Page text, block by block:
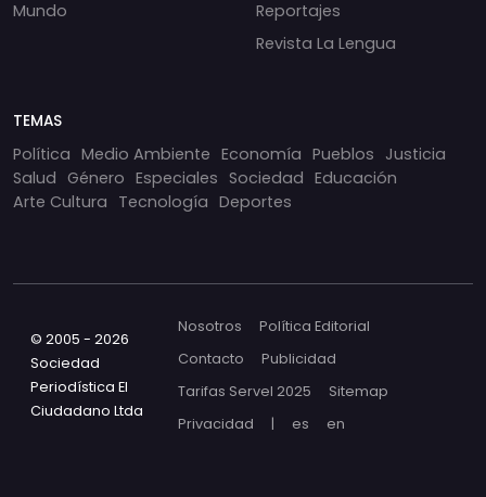
Mundo
Reportajes
Revista La Lengua
TEMAS
Política Medio Ambiente Economía Pueblos Justicia
Salud Género Especiales Sociedad Educación
Arte Cultura Tecnología Deportes
© 2005 - 2026
Sociedad
Periodística El
Ciudadano Ltda
Nosotros
Política Editorial
Contacto
Publicidad
Tarifas Servel 2025
Sitemap
Privacidad
es en